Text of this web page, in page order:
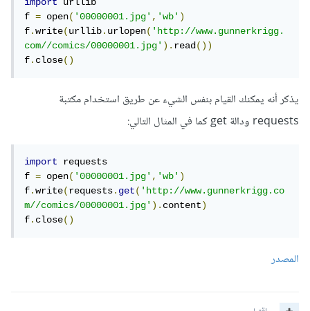
import
urllib
f = open('00000001.jpg','wb')
f.write(urllib.urlopen('http://www.gunnerkrigg.
com//comics/00000001.jpg').read())
f.close()
يذكر أنه يمكنك القيام بنفس الشيء عن طريق استخدام مكتبة
requests ودالة get كما في المثال التالي:
import
requests
f = open('00000001.jpg','wb')
f.write(requests.get('http://www.gunnerkrigg.co
m//comics/00000001.jpg').content)
f.close()
المصدر